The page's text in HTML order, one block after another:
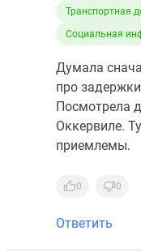
Транспортная
Социальная
Думала
про
Посмотрела
Оккервиле.
приемлемы.
0 0
Ответить